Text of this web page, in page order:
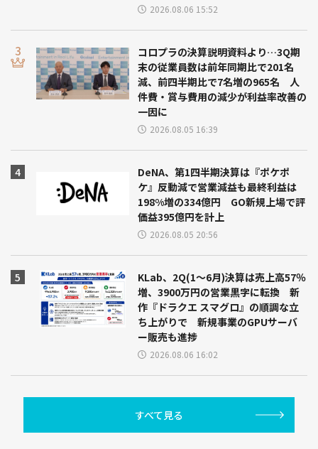
2026.08.06 15:52
コロプラの決算説明資料より…3Q期
末の従業員数は前年同期比で201名
減、前四半期比で7名増の965名 人
件費・賞与費用の減少が利益率改善の
一因に
2026.08.05 16:39
DeNA、第1四半期決算は『ポケポ
ケ』反動減で営業減益も最終利益は
198%増の334億円 GO新規上場で評
価益395億円を計上
2026.08.05 20:56
KLab、2Q(1～6月)決算は売上高57％
増、3900万円の営業黒字に転換 新
作『ドラクエ スマグロ』の順調な立
ち上がりで 新規事業のGPUサーバ
ー販売も進捗
2026.08.06 16:02
すべて見る